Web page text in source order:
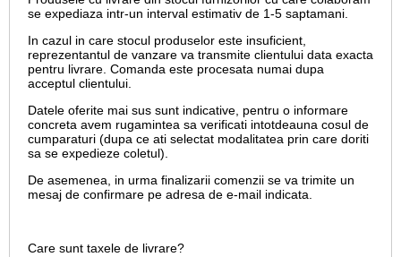
se expediaza intr-un interval estimativ de 1-5 saptamani.
In cazul in care stocul produselor este insuficient,
reprezentantul de vanzare va transmite clientului data exacta
pentru livrare. Comanda este procesata numai dupa
acceptul clientului.
Datele oferite mai sus sunt indicative, pentru o informare
concreta avem rugamintea sa verificati intotdeauna cosul de
cumparaturi (dupa ce ati selectat modalitatea prin care doriti
sa se expedieze coletul).
De asemenea, in urma finalizarii comenzii se va trimite un
mesaj de confirmare pe adresa de e-mail indicata.
Care sunt taxele de livrare?